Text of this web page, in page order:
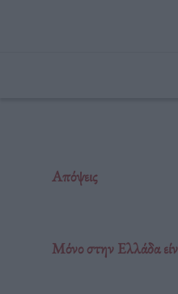
Απόψεις
Μόνο στην Ελλάδα